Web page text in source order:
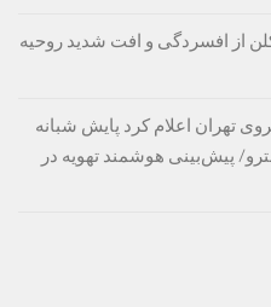
از افسردگی و افت شدید روحیه
تهران اعلام کرد پایش شبانه
پیش‌بینی هوشمند تهویه در